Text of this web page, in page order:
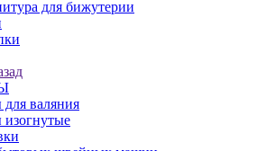
для бижутерии
валяния